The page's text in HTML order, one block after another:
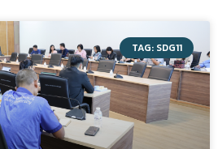
TAG: SDG11